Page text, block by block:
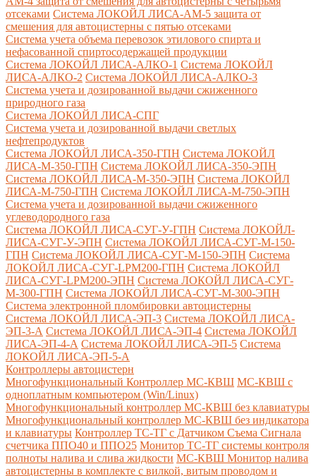
отсеками Система ЛОКОЙЛ ЛИСА-AM-5 защита от
смешения для автоцистерны с пятью отсеками
Система учета объема перевозок этилового спирта и
нефасованной спиртосодержащей продукции
Система ЛОКОЙЛ ЛИСА-AЛКО-1 Система ЛОКОЙЛ
ЛИСА-АЛКО-2 Система ЛОКОЙЛ ЛИСА-АЛКО-3
Система учета и дозированной выдачи сжиженного
природного газа
Система ЛОКОЙЛ ЛИСА-СПГ
Система учета и дозированной выдачи светлых
нефтепродуктов
Система ЛОКОЙЛ ЛИСА-350-ГПН Система ЛОКОЙЛ
ЛИСА-М-350-ГПН Система ЛОКОЙЛ ЛИСА-350-ЭПН
Система ЛОКОЙЛ ЛИСА-М-350-ЭПН Система ЛОКОЙЛ
ЛИСА-М-750-ГПН Система ЛОКОЙЛ ЛИСА-М-750-ЭПН
Система учета и дозированной выдачи сжиженного
углеводородного газа
Система ЛОКОЙЛ ЛИСА-СУГ-У-ГПН Система ЛОКОЙЛ-
ЛИСА-СУГ-У-ЭПН Система ЛОКОЙЛ ЛИСА-СУГ-М-150-
ГПН Система ЛОКОЙЛ ЛИСА-СУГ-М-150-ЭПН Система
ЛОКОЙЛ ЛИСА-СУГ-LPM200-ГПН Система ЛОКОЙЛ
ЛИСА-СУГ-LPM200-ЭПН Система ЛОКОЙЛ ЛИСА-СУГ-
М-300-ГПН Система ЛОКОЙЛ ЛИСА-СУГ-М-300-ЭПН
Система электронной пломбировки автоцистерны
Система ЛОКОЙЛ ЛИСА-ЭП-3 Система ЛОКОЙЛ ЛИСА-
ЭП-3-А Система ЛОКОЙЛ ЛИСА-ЭП-4 Система ЛОКОЙЛ
ЛИСА-ЭП-4-А Система ЛОКОЙЛ ЛИСА-ЭП-5 Система
ЛОКОЙЛ ЛИСА-ЭП-5-А
Контроллеры автоцистерн
Многофункциональный Контроллер МС-КВШ МС-КВШ с
одноплатным компьютером (Win/Linux)
Многофункциональный контроллер МС-КВШ без клавиатуры
Многофункциональный контроллер МС-КВШ без индикатора
и клавиатуры Контроллер ТС-ТГ с Датчиком Съема Сигнала
счетчика ППО40 и ППО25 Монитор ТС-ТГ системы контроля
полноты налива и слива жидкости МС-КВШ Монитор налива
автоцистерны в комплекте с вилкой, витым проводом и